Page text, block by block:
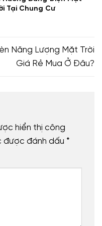
lượng mặt trời giá rẻ
Tại Chung Cư
Năng Lượng Mặt Trời
Giá Rẻ Mua Ở Đâu?
hiển thị công
đánh dấu *